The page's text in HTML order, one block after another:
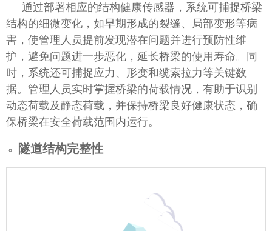
通过部署相应的结构健康传感器，系统可捕捉桥梁
结构的细微变化，如早期形成的裂缝、局部变形等病
害，使管理人员提前发现潜在问题并进行预防性维
护，避免问题进一步恶化，延长桥梁的使用寿命。同
时，系统还可捕捉应力、形变和缆索拉力等关键数
据。管理人员实时掌握桥梁的荷载情况，有助于识别
动态荷载及静态荷载，并保持桥梁良好健康状态，确
保桥梁在安全荷载范围内运行。
隧道结构完整性